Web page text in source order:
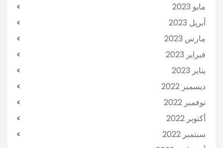
مايو 2023
أبريل 2023
مارس 2023
فبراير 2023
يناير 2023
ديسمبر 2022
نوفمبر 2022
أكتوبر 2022
سبتمبر 2022